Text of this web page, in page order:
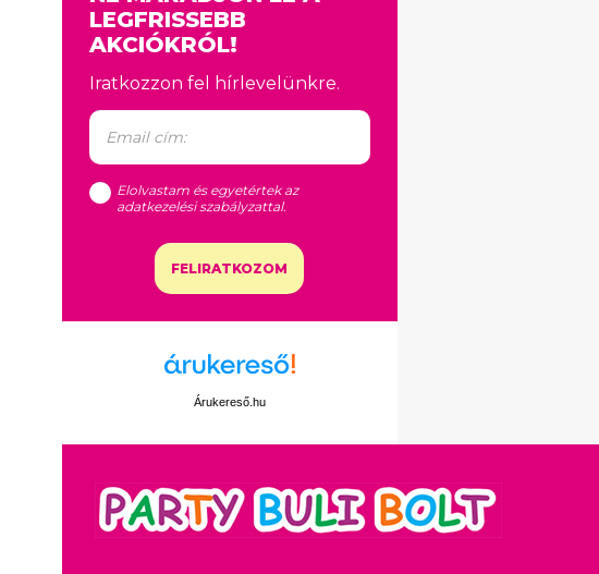
LEGFRISSEBB
AKCIÓKRÓL!
Iratkozzon fel hírlevelünkre.
Elolvastam és egyetértek az
adatkezelési szabályzattal.
FELIRATKOZOM
Árukereső.hu